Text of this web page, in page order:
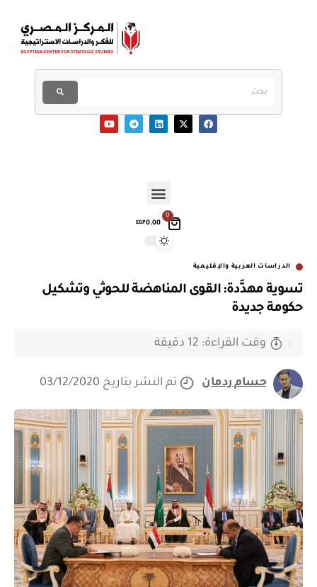
0
EGP0.00
الدراسات العربية والإقليمية
تسوية مهدَّدة: القوى المناهضة للحوثي وتشكيل
حكومة جديدة
حسام ردمان تم النشر بتاريخ 03/12/2020
وقت القراءة: 12 دقيقة